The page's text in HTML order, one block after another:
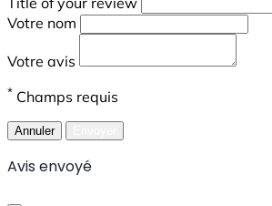
Votre nom
Votre avis
* Champs requis
Annuler
Avis envoyé